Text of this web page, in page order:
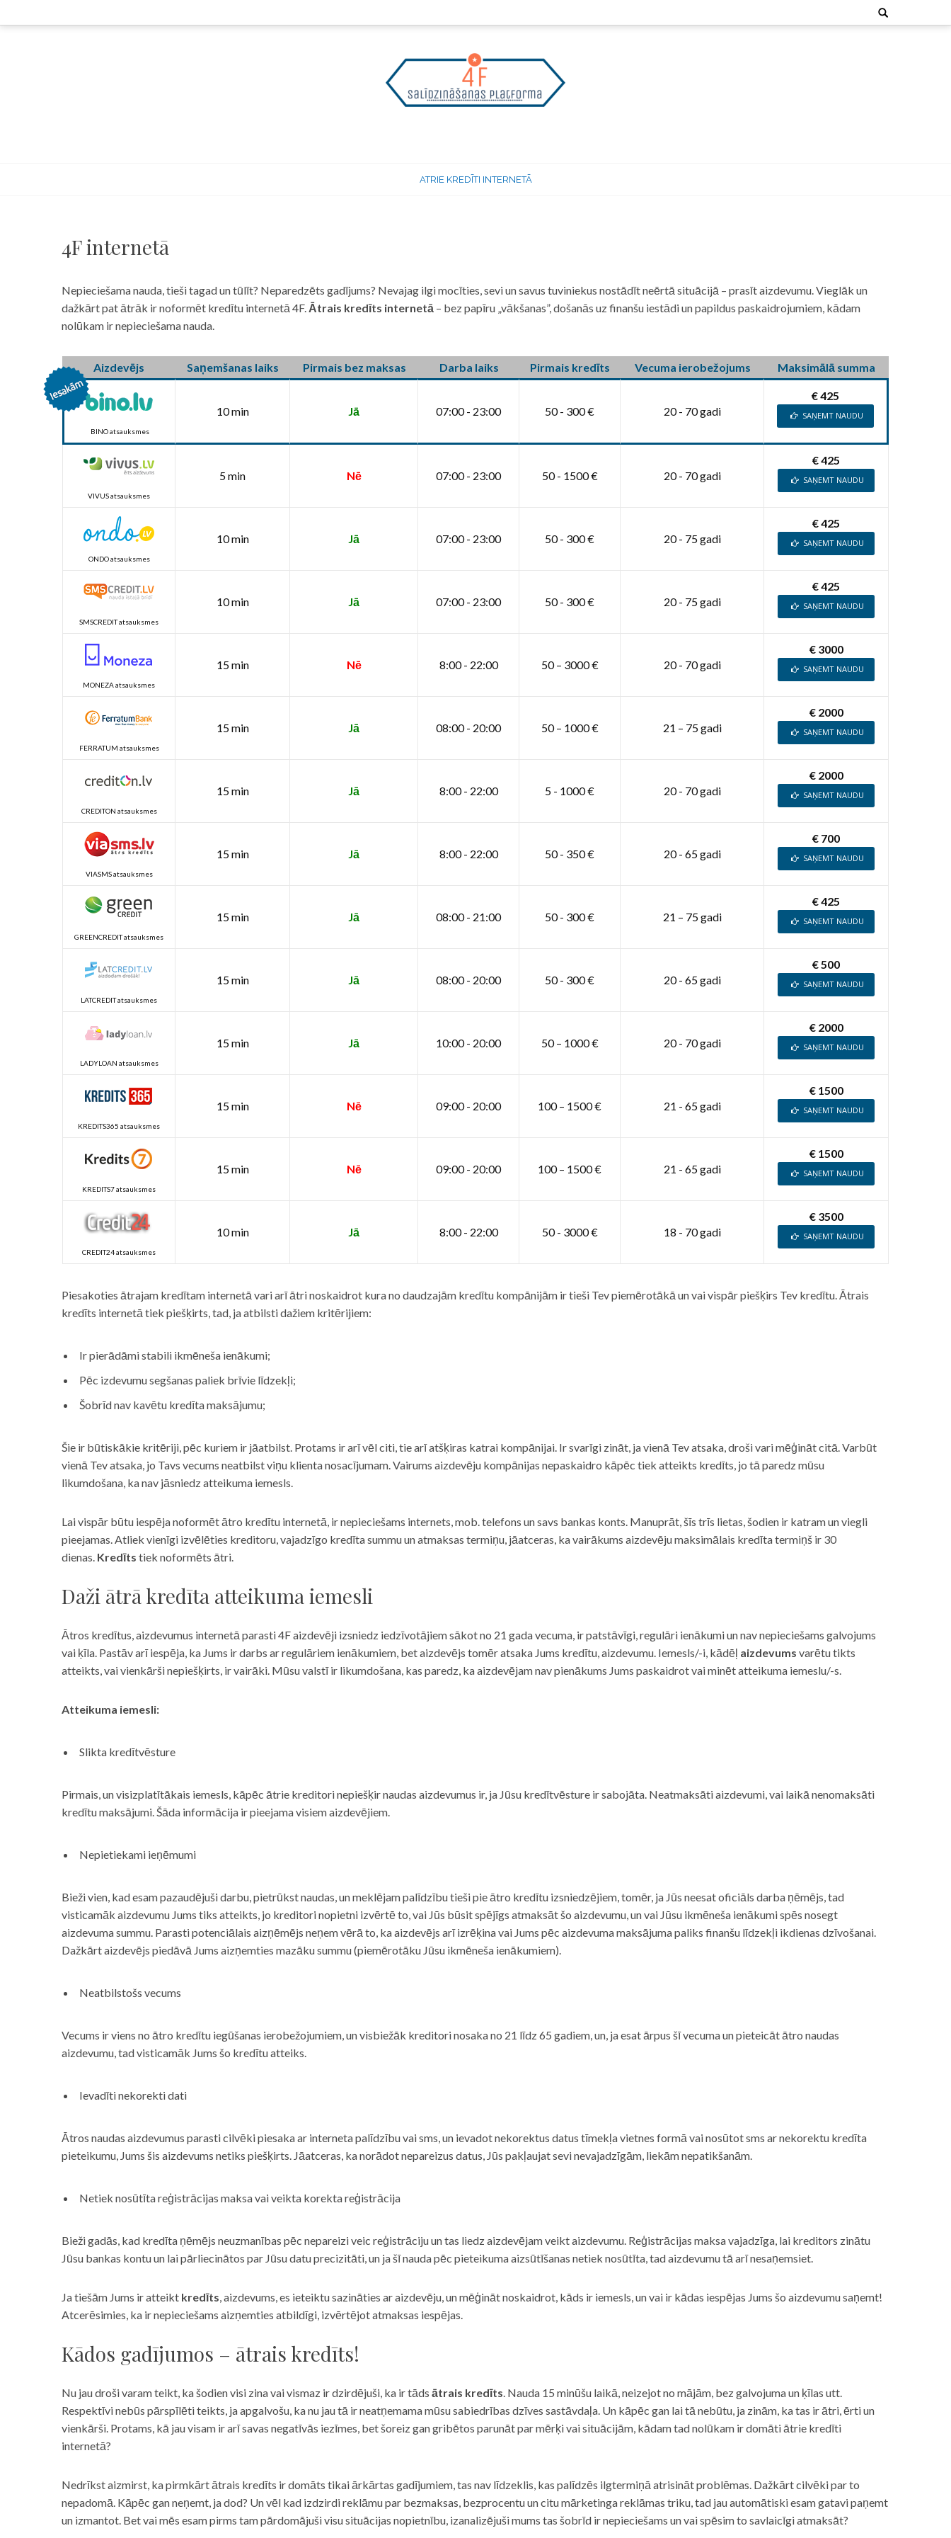
to
Search
for:
ATRIE KREDĪTI INTERNETĀ
4F internetā
Nepieciešama nauda, tieši tagad un tūlīt? Neparedzēts gadījums? Nevajag ilgi mocīties, sevi un savus tuviniekus nostādīt neērtā situācijā – prasīt aizdevumu. Vieglāk un
dažkārt pat ātrāk ir noformēt kredītu internetā 4F. Ātrais kredīts internetā – bez papīru „vākšanas”, došanās uz finanšu iestādi un papildus paskaidrojumiem, kādam
nolūkam ir nepieciešama nauda.
Aizdevējs Saņemšanas laiks Pirmais bez maksas Darba laiks Pirmais kredīts Vecuma ierobežojums Maksimālā summa
BINO atsauksmes
10 min Jā 07:00 - 23:00 50 - 300 € 20 - 70 gadi
€ 425
SAŅEMT NAUDU
VIVUS atsauksmes
5 min Nē 07:00 - 23:00 50 - 1500 € 20 - 70 gadi
€ 425
SAŅEMT NAUDU
ONDO atsauksmes
10 min Jā 07:00 - 23:00 50 - 300 € 20 - 75 gadi
€ 425
SAŅEMT NAUDU
SMSCREDIT atsauksmes
10 min Jā 07:00 - 23:00 50 - 300 € 20 - 75 gadi
€ 425
SAŅEMT NAUDU
MONEZA atsauksmes
15 min Nē 8:00 - 22:00 50 – 3000 € 20 - 70 gadi
€ 3000
SAŅEMT NAUDU
FERRATUM atsauksmes
15 min Jā 08:00 - 20:00 50 – 1000 € 21 – 75 gadi
€ 2000
SAŅEMT NAUDU
CREDITON atsauksmes
15 min Jā 8:00 - 22:00 5 - 1000 € 20 - 70 gadi
€ 2000
SAŅEMT NAUDU
VIASMS atsauksmes
15 min Jā 8:00 - 22:00 50 - 350 € 20 - 65 gadi
€ 700
SAŅEMT NAUDU
GREENCREDIT atsauksmes
15 min Jā 08:00 - 21:00 50 - 300 € 21 – 75 gadi
€ 425
SAŅEMT NAUDU
LATCREDIT atsauksmes
15 min Jā 08:00 - 20:00 50 - 300 € 20 - 65 gadi
€ 500
SAŅEMT NAUDU
LADYLOAN atsauksmes
15 min Jā 10:00 - 20:00 50 – 1000 € 20 - 70 gadi
€ 2000
SAŅEMT NAUDU
KREDITS365 atsauksmes
15 min Nē 09:00 - 20:00 100 – 1500 € 21 - 65 gadi
€ 1500
SAŅEMT NAUDU
KREDITS7 atsauksmes
15 min Nē 09:00 - 20:00 100 – 1500 € 21 - 65 gadi
€ 1500
SAŅEMT NAUDU
CREDIT24 atsauksmes
10 min Jā 8:00 - 22:00 50 - 3000 € 18 - 70 gadi
€ 3500
SAŅEMT NAUDU
Piesakoties ātrajam kredītam internetā vari arī ātri noskaidrot kura no daudzajām kredītu kompānijām ir tieši Tev piemērotākā un vai vispār piešķirs Tev kredītu. Ātrais
kredīts internetā tiek piešķirts, tad, ja atbilsti dažiem kritērijiem:
Ir pierādāmi stabili ikmēneša ienākumi;
Pēc izdevumu segšanas paliek brīvie līdzekļi;
Šobrīd nav kavētu kredīta maksājumu;
Šie ir būtiskākie kritēriji, pēc kuriem ir jāatbilst. Protams ir arī vēl citi, tie arī atšķiras katrai kompānijai. Ir svarīgi zināt, ja vienā Tev atsaka, droši vari mēģināt citā. Varbūt
vienā Tev atsaka, jo Tavs vecums neatbilst viņu klienta nosacījumam. Vairums aizdevēju kompānijas nepaskaidro kāpēc tiek atteikts kredīts, jo tā paredz mūsu
likumdošana, ka nav jāsniedz atteikuma iemesls.
Lai vispār būtu iespēja noformēt ātro kredītu internetā, ir nepieciešams internets, mob. telefons un savs bankas konts. Manuprāt, šīs trīs lietas, šodien ir katram un viegli
pieejamas. Atliek vienīgi izvēlēties kreditoru, vajadzīgo kredīta summu un atmaksas termiņu, jāatceras, ka vairākums aizdevēju maksimālais kredīta termiņš ir 30
dienas. Kredīts tiek noformēts ātri.
Daži ātrā kredīta atteikuma iemesli
Ātros kredītus, aizdevumus internetā parasti 4F aizdevēji izsniedz iedzīvotājiem sākot no 21 gada vecuma, ir patstāvīgi, regulāri ienākumi un nav nepieciešams galvojums
vai ķīla. Pastāv arī iespēja, ka Jums ir darbs ar regulāriem ienākumiem, bet aizdevējs tomēr atsaka Jums kredītu, aizdevumu. Iemesls/-i, kādēļ aizdevums varētu tikts
atteikts, vai vienkārši nepiešķirts, ir vairāki. Mūsu valstī ir likumdošana, kas paredz, ka aizdevējam nav pienākums Jums paskaidrot vai minēt atteikuma iemeslu/-s.
Atteikuma iemesli:
Slikta kredītvēsture
Pirmais, un visizplatītākais iemesls, kāpēc ātrie kreditori nepiešķir naudas aizdevumus ir, ja Jūsu kredītvēsture ir sabojāta. Neatmaksāti aizdevumi, vai laikā nenomaksāti
kredītu maksājumi. Šāda informācija ir pieejama visiem aizdevējiem.
Nepietiekami ieņēmumi
Bieži vien, kad esam pazaudējuši darbu, pietrūkst naudas, un meklējam palīdzību tieši pie ātro kredītu izsniedzējiem, tomēr, ja Jūs neesat oficiāls darba ņēmējs, tad
visticamāk aizdevumu Jums tiks atteikts, jo kreditori nopietni izvērtē to, vai Jūs būsit spējīgs atmaksāt šo aizdevumu, un vai Jūsu ikmēneša ienākumi spēs nosegt
aizdevuma summu. Parasti potenciālais aizņēmējs neņem vērā to, ka aizdevējs arī izrēķina vai Jums pēc aizdevuma maksājuma paliks finanšu līdzekļi ikdienas dzīvošanai.
Dažkārt aizdevējs piedāvā Jums aizņemties mazāku summu (piemērotāku Jūsu ikmēneša ienākumiem).
Neatbilstošs vecums
Vecums ir viens no ātro kredītu iegūšanas ierobežojumiem, un visbiežāk kreditori nosaka no 21 līdz 65 gadiem, un, ja esat ārpus šī vecuma un pieteicāt ātro naudas
aizdevumu, tad visticamāk Jums šo kredītu atteiks.
Ievadīti nekorekti dati
Ātros naudas aizdevumus parasti cilvēki piesaka ar interneta palīdzību vai sms, un ievadot nekorektus datus tīmekļa vietnes formā vai nosūtot sms ar nekorektu kredīta
pieteikumu, Jums šis aizdevums netiks piešķirts. Jāatceras, ka norādot nepareizus datus, Jūs pakļaujat sevi nevajadzīgām, liekām nepatikšanām.
Netiek nosūtīta reģistrācijas maksa vai veikta korekta reģistrācija
Bieži gadās, kad kredīta ņēmējs neuzmanības pēc nepareizi veic reģistrāciju un tas liedz aizdevējam veikt aizdevumu. Reģistrācijas maksa vajadzīga, lai kreditors zinātu
Jūsu bankas kontu un lai pārliecinātos par Jūsu datu precizitāti, un ja šī nauda pēc pieteikuma aizsūtīšanas netiek nosūtīta, tad aizdevumu tā arī nesaņemsiet.
Ja tiešām Jums ir atteikt kredīts, aizdevums, es ieteiktu sazināties ar aizdevēju, un mēģināt noskaidrot, kāds ir iemesls, un vai ir kādas iespējas Jums šo aizdevumu saņemt!
Atcerēsimies, ka ir nepieciešams aizņemties atbildīgi, izvērtējot atmaksas iespējas.
Kādos gadījumos – ātrais kredīts!
Nu jau droši varam teikt, ka šodien visi zina vai vismaz ir dzirdējuši, ka ir tāds ātrais kredīts. Nauda 15 minūšu laikā, neizejot no mājām, bez galvojuma un ķīlas utt.
Respektīvi nebūs pārspīlēti teikts, ja apgalvošu, ka nu jau tā ir neatņemama mūsu sabiedrības dzīves sastāvdaļa. Un kāpēc gan lai tā nebūtu, ja zinām, ka tas ir ātri, ērti un
vienkārši. Protams, kā jau visam ir arī savas negatīvās iezīmes, bet šoreiz gan gribētos parunāt par mērķi vai situācijām, kādam tad nolūkam ir domāti ātrie kredīti
internetā?
Nedrīkst aizmirst, ka pirmkārt ātrais kredīts ir domāts tikai ārkārtas gadījumiem, tas nav līdzeklis, kas palīdzēs ilgtermiņā atrisināt problēmas. Dažkārt cilvēki par to
nepadomā. Kāpēc gan neņemt, ja dod? Un vēl kad izdzirdi reklāmu par bezmaksas, bezprocentu un citu mārketinga reklāmas triku, tad jau automātiski esam gatavi paņemt
un izmantot. Bet vai mēs esam pirms tam pārdomājuši visu situācijas nopietnību, izanalizējuši mums tas šobrīd ir nepieciešams un vai spēsim to savlaicīgi atmaksāt?